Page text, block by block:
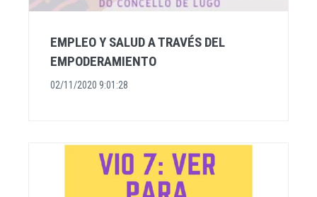
EMPLEO Y SALUD A TRAVÉS DEL
EMPODERAMIENTO
02/11/2020 9:01:28